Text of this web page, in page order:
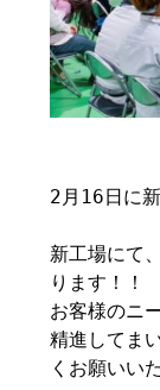
2月16日に
新工場にて
ります！！
お客様のニ
精進してま
くお願いい